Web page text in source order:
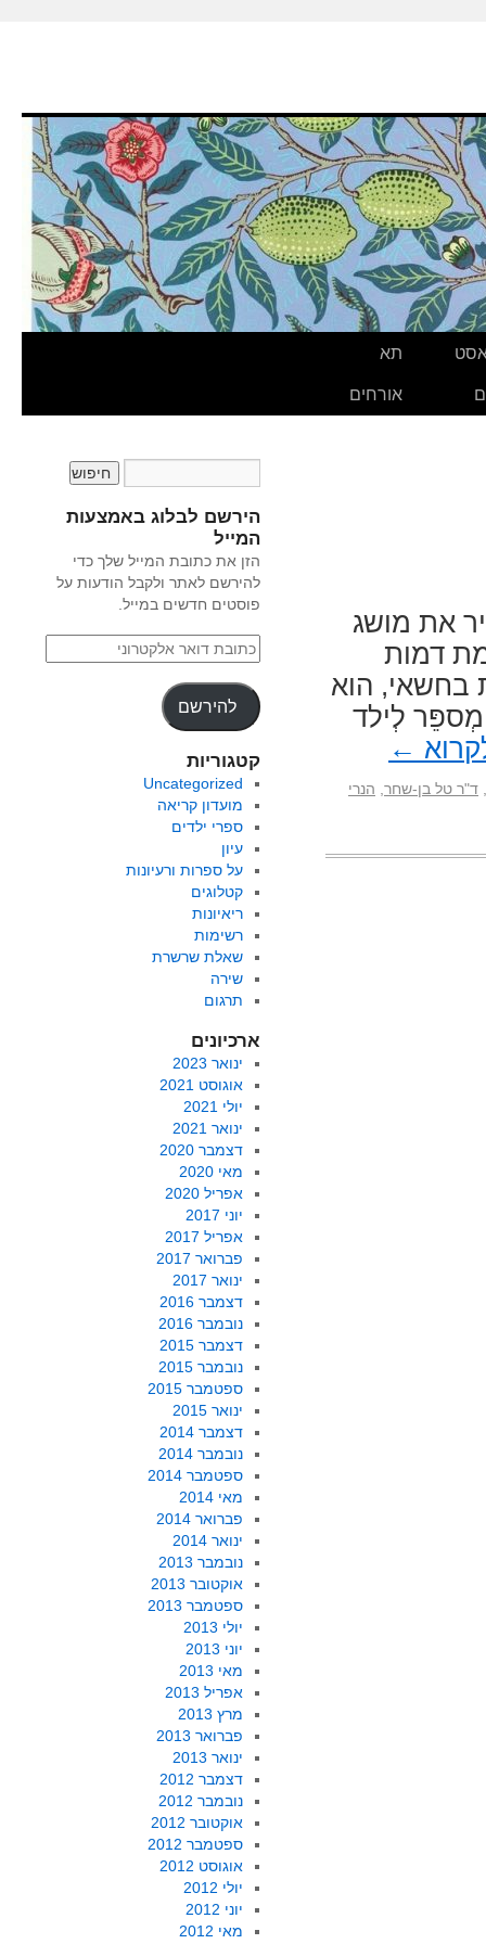
תא
אורחים
את מושג
דמות
בחשאי, הוא
לְילד
←
ד"ר טל בן-שחר הנרי
הירשם לבלוג באמצעות
המייל
הזן את כתובת המייל שלך כדי
להירשם לאתר ולקבל הודעות על
פוסטים חדשים במייל.
להירשם
קטגוריות
Uncategorized
מועדון קריאה
ספרי ילדים
עיון
על ספרות ורעיונות
קטלוגים
ריאיונות
רשימות
שאלת שרשרת
שירה
תרגום
ארכיונים
ינואר 2023
אוגוסט 2021
יולי 2021
ינואר 2021
דצמבר 2020
מאי 2020
אפריל 2020
יוני 2017
אפריל 2017
פברואר 2017
ינואר 2017
דצמבר 2016
נובמבר 2016
דצמבר 2015
נובמבר 2015
ספטמבר 2015
ינואר 2015
דצמבר 2014
נובמבר 2014
ספטמבר 2014
מאי 2014
פברואר 2014
ינואר 2014
נובמבר 2013
אוקטובר 2013
ספטמבר 2013
יולי 2013
יוני 2013
מאי 2013
אפריל 2013
מרץ 2013
פברואר 2013
ינואר 2013
דצמבר 2012
נובמבר 2012
אוקטובר 2012
ספטמבר 2012
אוגוסט 2012
יולי 2012
יוני 2012
מאי 2012